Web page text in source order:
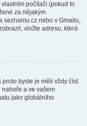
počítači (pokud to
za nějakým
seznamu.cz nebo v Gmailu,
vložte adresu, která
byste je měli vždy číst.
a ve vašem
jako globálního